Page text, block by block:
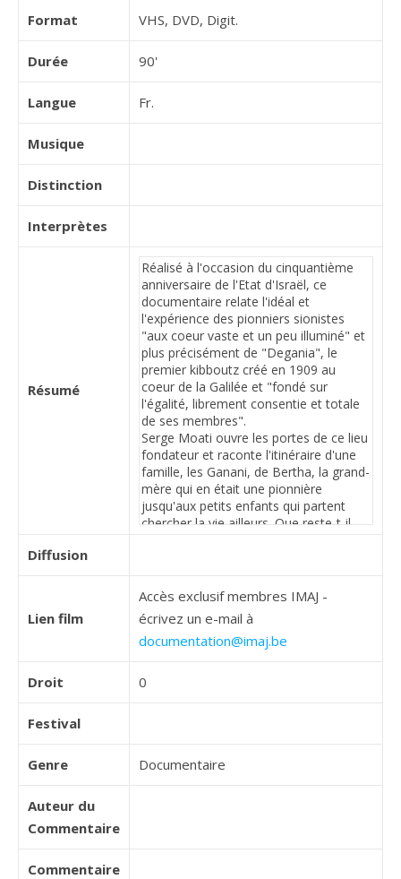
Format VHS, DVD, Digit.
Durée 90'
Langue Fr.
Musique
Distinction
Interprètes
Résumé
Diffusion
Lien film
Accès exclusif membres IMAJ -
écrivez un e-mail à
documentation@imaj.be
Droit 0
Festival
Genre Documentaire
Auteur du
Commentaire
Commentaire